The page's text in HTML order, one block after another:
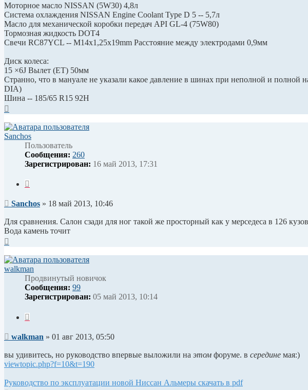
Моторное масло NISSAN (5W30) 4,8л
Система охлаждения NISSAN Engine Coolant Type D 5 -- 5,7л
Масло для механической коробки передач API GL-4 (75W80)
Тормозная жидкость DOT4
Свечи RC87YCL -- M14x1,25x19mm Расстояние между электродами 0,9мм
Диск колеса:
15 ×6J Вылет (ET) 50мм
Странно, что в мануале не указали какое давление в шинах при неполной и полной
DIA)
Шина -- 185/65 R15 92H
к
началу
Sanchos
Пользователь
Сообщения: 260
Зарегистрирован: 16 май 2013, 17:31
Сообщение
Sanchos » 18 май 2013, 10:46
Для сравнения. Салон сзади для ног такой же просторный как у мерседеса в 126
Вода камень точит
началу
walkman
Продвинутый новичок
Сообщения: 99
Зарегистрирован: 05 май 2013, 10:14
Цитата
Сообщение
walkman » 01 авг 2013, 05:50
вы удивитесь, но руководство впервые выложили на этом форуме. в середине мая:)
viewtopic.php?f=10&t=190
Руководство по эксплуатации новой Ниссан Альмеры скачать в pdf